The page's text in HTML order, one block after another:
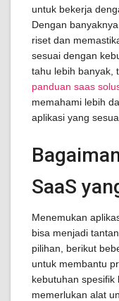
untuk bekerja
Dengan
riset dan
sesuai dengan
tahu lebih banyak,
panduan saas
memahami lebih
aplikasi yang
SaaS
Menemukan
bisa menjadi
pilihan, berikut
untuk membantu
kebutuhan spesifik
memerlukan alat